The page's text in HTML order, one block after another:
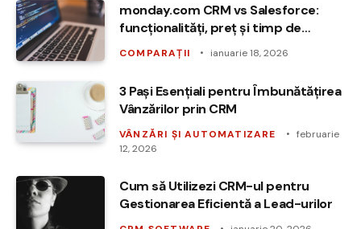
monday.com CRM vs Salesforce:
funcționalități, preț și timp de
implementare în 2026
COMPARAȚII ianuarie 18, 2026
3 Pași Esențiali pentru Îmbunătățirea
Vânzărilor prin CRM
VÂNZĂRI ȘI AUTOMATIZARE
februarie
12, 2026
Cum să Utilizezi CRM-ul pentru
Gestionarea Eficientă a Lead-urilor